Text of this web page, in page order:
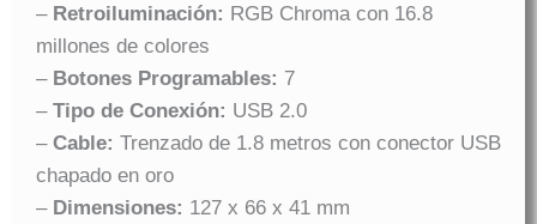
– Retroiluminación: RGB Chroma con 16.8
millones de colores
– Botones Programables: 7
– Tipo de Conexión: USB 2.0
– Cable: Trenzado de 1.8 metros con conector USB
chapado en oro
– Dimensiones: 127 x 66 x 41 mm